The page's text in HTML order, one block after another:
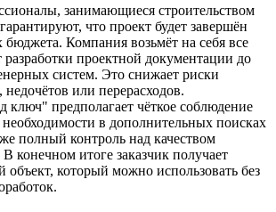
занимающиеся строительством
что проект будет завершён
бюджета. Компания возьмёт на себя все
разработки проектной документации до
систем. Это снижает риски
или перерасходов.
ключ" предполагает чёткое соблюдение
необходимости в дополнительных поисках
полный контроль над качеством
конечном итоге заказчик получает
объект, который можно использовать без